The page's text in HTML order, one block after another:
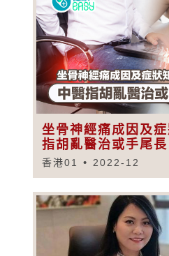
坐骨神經痛成因及
指胡亂醫治或手尾長
香港01 2022-12